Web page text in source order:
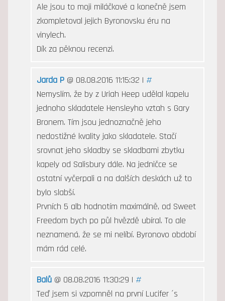
Ale jsou to moji miláčkové a konečně jsem
zkompletoval jejich Byronovsku éru na
vinylech.
Dík za pěknou recenzi.
Jarda P@ 08.08.2016 11:15:32 | #
Nemyslím, že by z Uriah Heep udělal kapelu
jednoho skladatele Hensleyho vztah s Gary
Bronem. Tím jsou jednoznačně jeho
nedostižné kvality jako skladatele. Stačí
srovnat jeho skladby se skladbami zbytku
kapely od Salisbury dále. Na jedničce se
ostatní vyčerpali a na dalších deskách už to
bylo slabší.
Prvních 5 alb hodnotím maximálně, od Sweet
Freedom bych po půl hvězdě ubíral. To ale
neznamená, že se mi nelíbí. Byronovo období
mám rád celé.
Balů@ 08.08.2016 11:30:29 | #
Teď jsem si vzpomněl na první Lucifer ´s